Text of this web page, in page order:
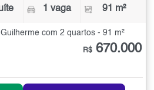
1 vaga 91 m²
com 2 quartos - 91 m²
R$ 670.000